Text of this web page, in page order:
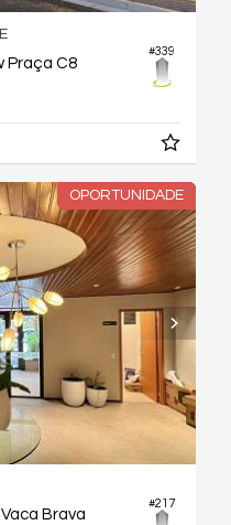
#339
Praça C8
OPORTUNIDADE
#217
Brava